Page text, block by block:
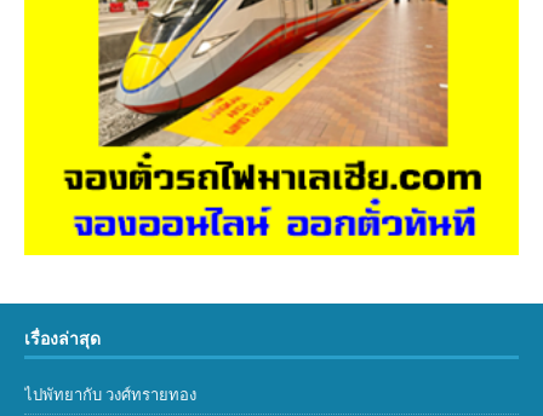
เรื่องล่าสุด
ไปพัทยากับ วงศ์ทรายทอง